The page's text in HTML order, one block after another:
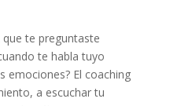
que te preguntaste
te habla tuyo
emociones? El coaching
a escuchar tu